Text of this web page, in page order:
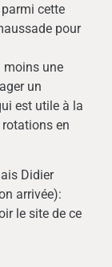
cette
pour
moins une
un
est utile à la
en
Didier
arrivée):
le site de ce